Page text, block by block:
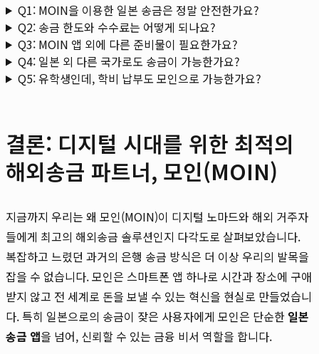
Q1: MOIN을 이용한 일본 송금은 정말 안전한가요?
Q2: 송금 한도와 수수료는 어떻게 되나요?
Q3: MOIN 앱 외에 다른 준비물이 필요한가요?
Q4: 일본 외 다른 국가로도 송금이 가능한가요?
Q5: 유학생인데, 학비 납부도 모인으로 가능한가요?
결론: 디지털 시대를 위한 최적의
해외송금 파트너, 모인(MOIN)
지금까지 우리는 왜 모인(MOIN)이 디지털 노마드와 해외 거주자
들에게 최고의 해외송금 솔루션인지 다각도로 살펴보았습니다.
복잡하고 느렸던 과거의 은행 송금 방식은 더 이상 우리의 발목을
잡을 수 없습니다. 모인은 스마트폰 앱 하나로 시간과 장소에 구애
받지 않고 전 세계로 돈을 보낼 수 있는 혁신을 현실로 만들었습니
다. 특히 일본으로의 송금이 잦은 사용자에게 모인은 단순한 일본
송금 앱을 넘어, 신뢰할 수 있는 금융 비서 역할을 합니다.